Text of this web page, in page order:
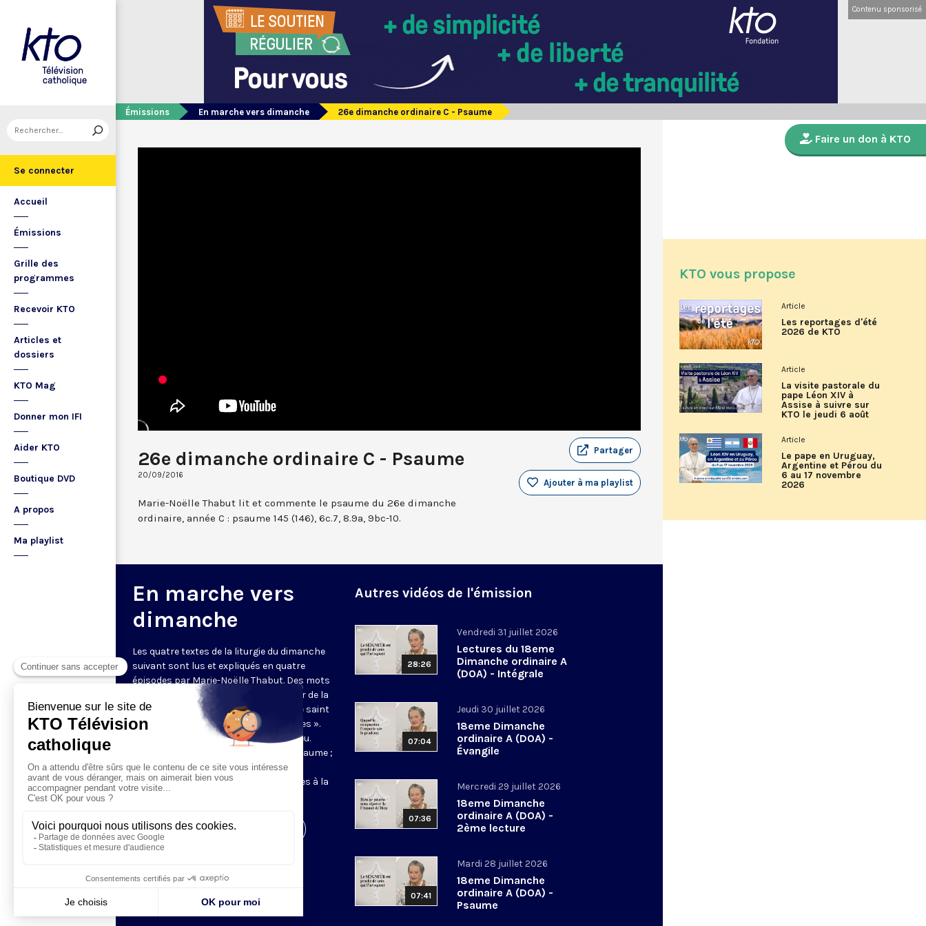
Se connecter
Accueil
Émissions
Grille des
programmes
Recevoir KTO
Articles et
dossiers
KTO Mag
Donner mon IFI
Aider KTO
Boutique DVD
A propos
Ma playlist
Contenu sponsorisé
Émissions En marche vers dimanche 26e dimanche ordinaire C - Psaume
26e dimanche ordinaire C - Psaume
20/09/2016
Partager
Ajouter à ma playlist
Marie-Noëlle Thabut lit et commente le psaume du 26e dimanche
ordinaire, année C : psaume 145 (146), 6c.7, 8.9a, 9bc-10.
En marche vers
dimanche
Les quatre textes de la liturgie du dimanche
suivant sont lus et expliqués en quatre
épisodes par Marie-Noëlle Thabut. Des mots
simples et lumineux pour aller au cœur de la
Révélation biblique, entrer dans ce que saint
Luc appelle « l’intelligence des Écritures ».
Chaque jour, vivez avec la Parole de Dieu.
Lundi, la première lecture ; mardi, le psaume ;
mercredi, la deuxième lecture ; jeudi,
l’Évangile ; vendredi, les quatre épisodes à la
Visiter la page de l'émission
Autres vidéos de l'émission
28:26
Vendredi 31 juillet 2026
Lectures du 18eme
Dimanche ordinaire A
(DOA) - Intégrale
07:04
Jeudi 30 juillet 2026
18eme Dimanche
ordinaire A (DOA) -
Évangile
07:36
Mercredi 29 juillet 2026
18eme Dimanche
ordinaire A (DOA) -
2ème lecture
07:41
Mardi 28 juillet 2026
18eme Dimanche
ordinaire A (DOA) -
Psaume
Faire un don à KTO
KTO vous propose
Article
Les reportages d'été
2026 de KTO
Article
La visite pastorale du
pape Léon XIV à
Assise à suivre sur
KTO le jeudi 6 août
Article
Le pape en Uruguay,
Argentine et Pérou du
6 au 17 novembre
2026